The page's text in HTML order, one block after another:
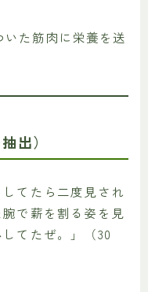
た筋肉に栄養を送
出）
してたら二度見され
で薪を割る姿を見
てたぜ。」（30